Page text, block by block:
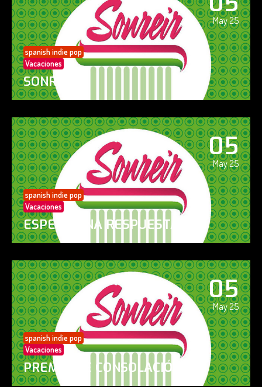
May 25
spanish indie pop
Vacaciones
SONREÍR
05
May 25
spanish indie pop
Vacaciones
ESPERO UNA RESPUESTA
05
May 25
spanish indie pop
Vacaciones
PREMIO DE CONSOLACIÓN